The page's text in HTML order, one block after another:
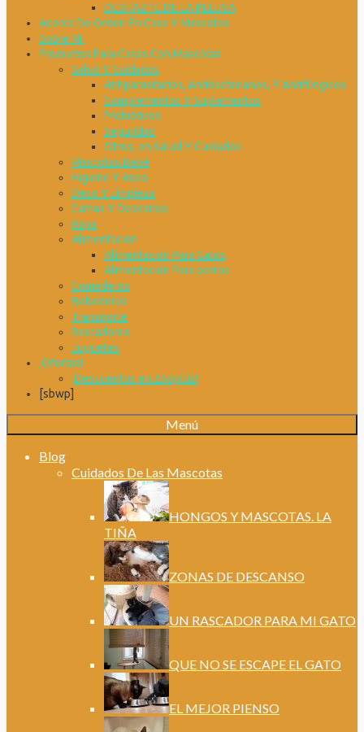
DESHAZTE DE LA PELUSA
Acerca De Orden En Casa Y Mascotas
Sobre Mi
Productos Para Casas Con Mascotas
Salud Y Cuidados
Antiparasitarios, Antibacterianos, Y Antifúngicos
Complementos Y Suplementos
Probióticos
Seguridad
Otros, en Salud Y Cuidados
Mascotas Bebé
Higiene Y Aseo
Deco Y Limpieza
Camas Y Descanso
Ropa
Alimentación
Alimentación Para Gatos
Alimentación Para perros
Comederos
Bebederos
Transporte
Rascadores
Juguetes
¡Ofertas!
¡Descuentos en Zooplús!
[sbwp]
Menú
Blog
Cuidados De Las Mascotas
HONGOS Y MASCOTAS. LA
TIÑA
ZONAS DE DESCANSO
UN RASCADOR PARA MI GATO
QUE NO SE ESCAPE EL GATO
EL MEJOR PIENSO